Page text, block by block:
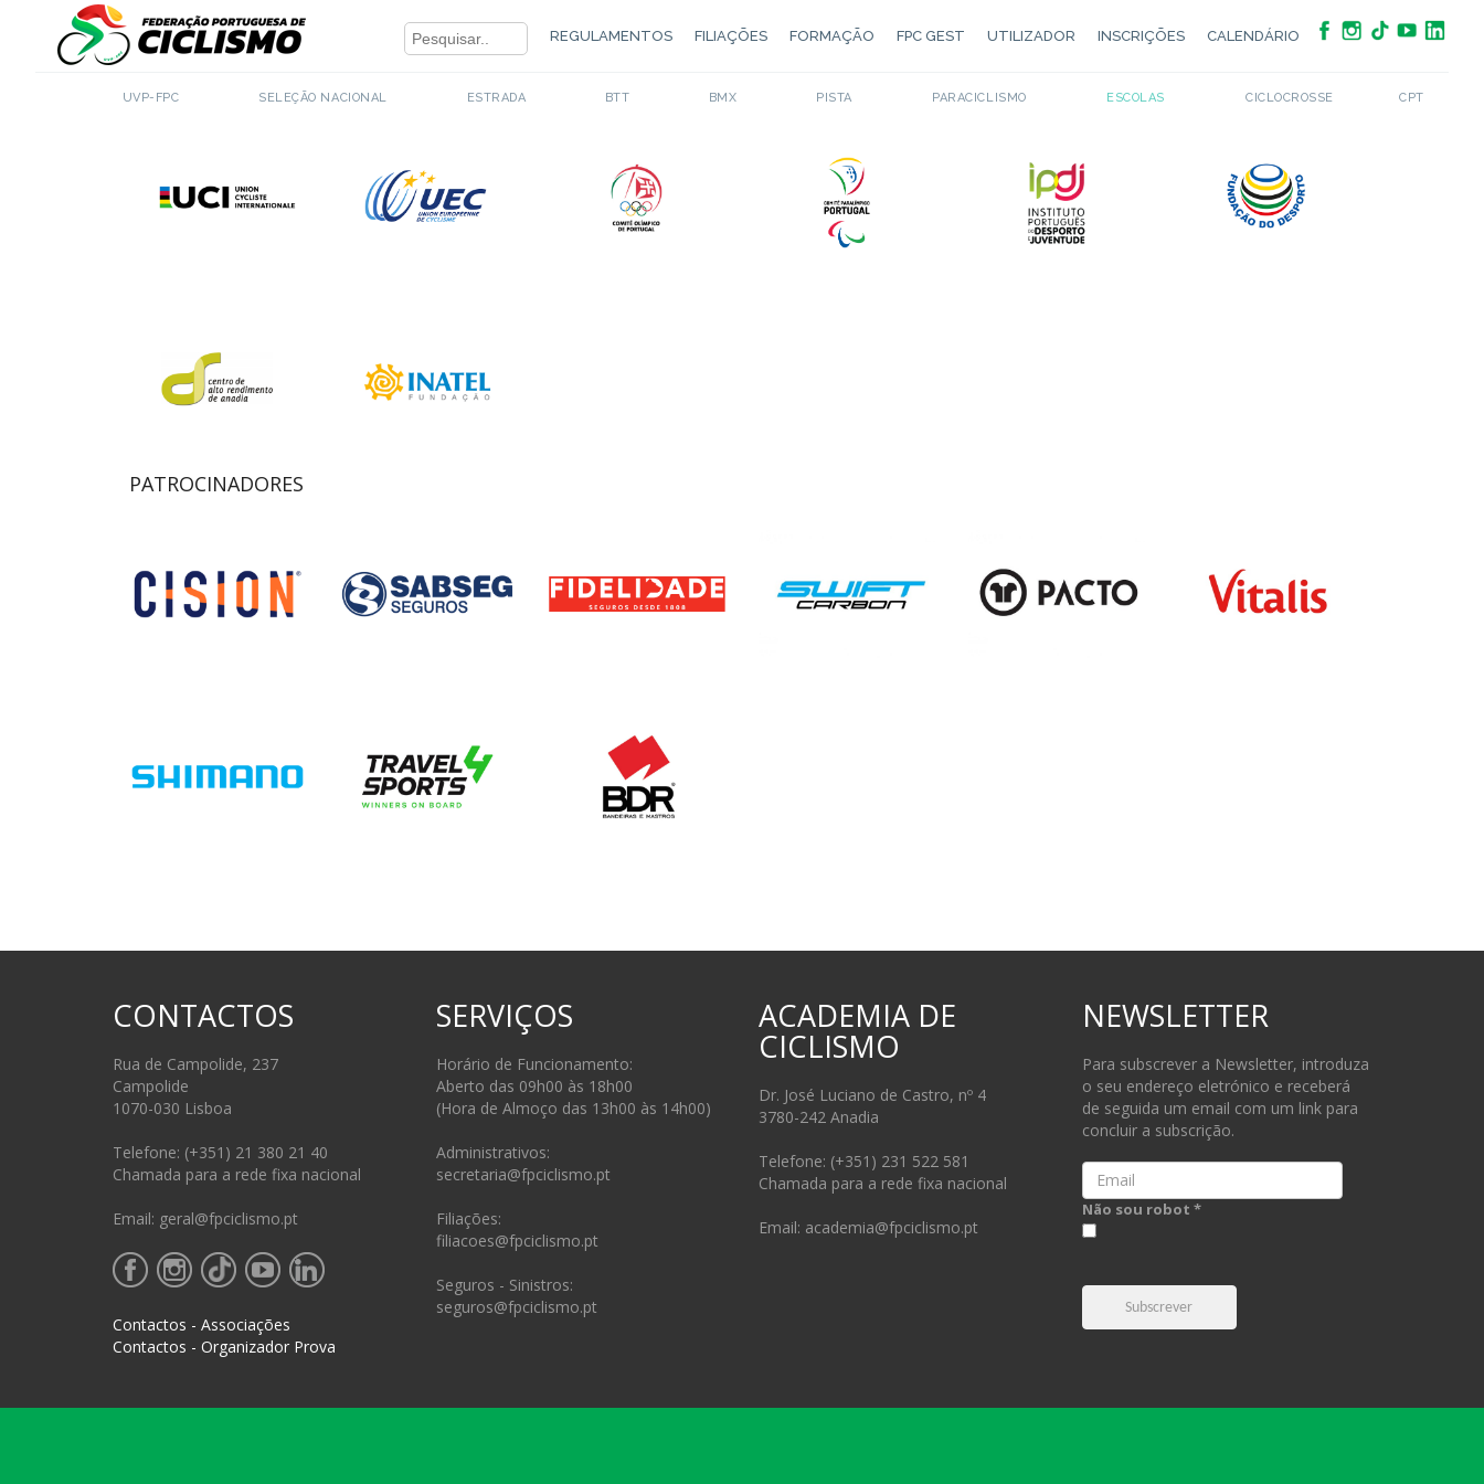
REGULAMENTOS FILIAÇÕES FORMAÇÃO FPC GEST UTILIZADOR INSCRIÇÕES CALENDÁRIO
UVP-FPC SELEÇÃO NACIONAL ESTRADA BTT BMX PISTA PARACICLISMO ESCOLAS CICLOCROSSE CPT
PARCEIROS INSTITUCIONAIS
PATROCINADORES
CONTACTOS
Rua de Campolide, 237
Campolide
1070-030 Lisboa
Telefone: (+351) 21 380 21 40
Chamada para a rede fixa nacional
Email: geral@fpciclismo.pt
Contactos - Associações
Contactos - Organizador Prova
SERVIÇOS
Horário de Funcionamento:
Aberto das 09h00 às 18h00
(Hora de Almoço das 13h00 às 14h00)
Administrativos:
secretaria@fpciclismo.pt
Filiações:
filiacoes@fpciclismo.pt
Seguros - Sinistros:
seguros@fpciclismo.pt
ACADEMIA DE
CICLISMO
Dr. José Luciano de Castro, nº 4
3780-242 Anadia
Telefone: (+351) 231 522 581
Chamada para a rede fixa nacional
Email: academia@fpciclismo.pt
NEWSLETTER
Para subscrever a Newsletter, introduza
o seu endereço eletrónico e receberá
de seguida um email com um link para
concluir a subscrição.
Email
Não sou robot *
Subscrever